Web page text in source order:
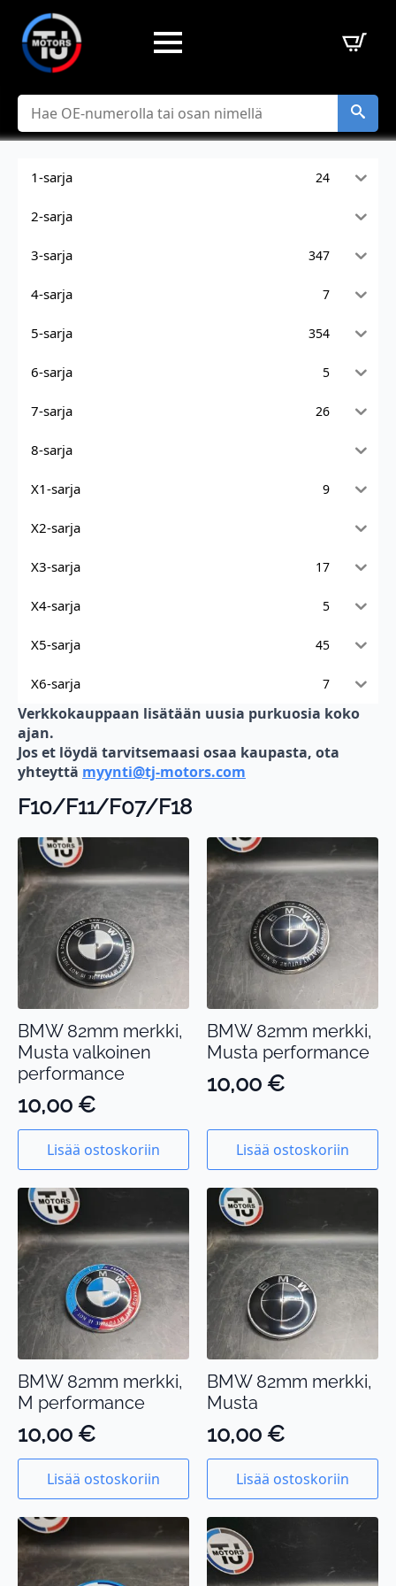
Hae
1-sarja 24
2-sarja
3-sarja 347
4-sarja 7
5-sarja 354
6-sarja 5
7-sarja 26
8-sarja
X1-sarja 9
X2-sarja
X3-sarja 17
X4-sarja 5
X5-sarja 45
X6-sarja 7
Verkkokauppaan lisätään uusia purkuosia koko
ajan.
Jos et löydä tarvitsemaasi osaa kaupasta, ota
yhteyttä myynti@tj-motors.com
F10/F11/F07/F18
BMW 82mm merkki,
Musta valkoinen
performance
10,00 €
Lisää ostoskoriin
BMW 82mm merkki,
Musta performance
10,00 €
Lisää ostoskoriin
BMW 82mm merkki,
M performance
10,00 €
Lisää ostoskoriin
BMW 82mm merkki,
Musta
10,00 €
Lisää ostoskoriin